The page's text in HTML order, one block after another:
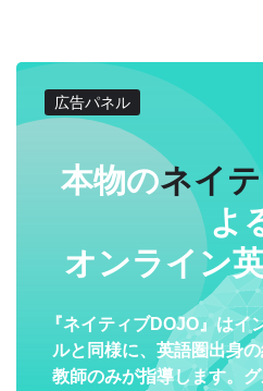
広告パネル
本物のネイ
よ
オンライン
『ネイティブDOJO』はイ
ルと同様に、英語圏出身
教師のみが指導します。